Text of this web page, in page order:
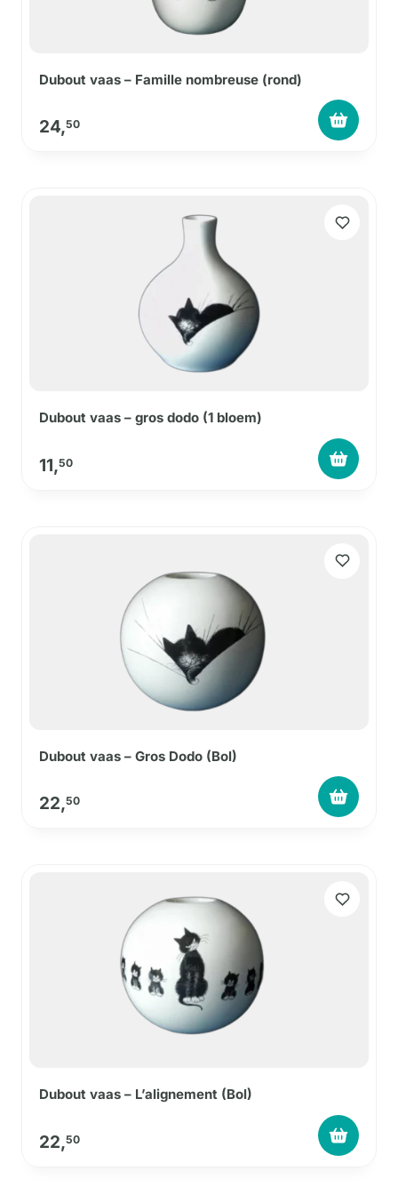
Dubout vaas – Famille nombreuse (rond)
24,50
Dubout vaas – gros dodo (1 bloem)
11,50
Dubout vaas – Gros Dodo (Bol)
22,50
Dubout vaas – L’alignement (Bol)
22,50